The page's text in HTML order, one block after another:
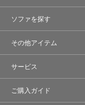
ソファを探す
その他アイテム
サービス
ご購入ガイド